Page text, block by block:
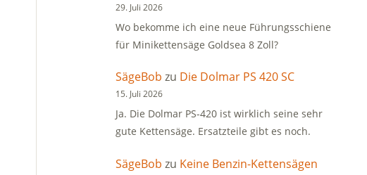
29. Juli 2026
Wo bekomme ich eine neue Führungsschiene
für Minikettensäge Goldsea 8 Zoll?
SägeBob zu Die Dolmar PS 420 SC
15. Juli 2026
Ja. Die Dolmar PS-420 ist wirklich seine sehr
gute Kettensäge. Ersatzteile gibt es noch.
SägeBob zu Keine Benzin-Kettensägen